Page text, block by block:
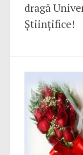
dragă
Științifice!